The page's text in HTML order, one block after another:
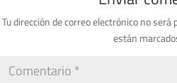
Tu dirección de correo electrónico no será
están